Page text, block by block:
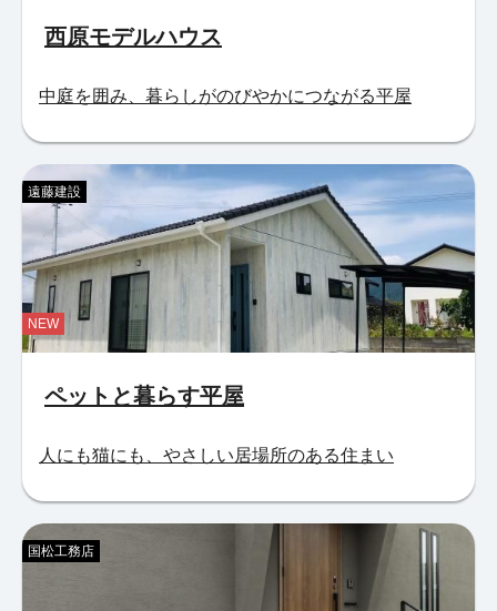
西原モデルハウス
中庭を囲み、暮らしがのびやかにつながる平屋
ペットと暮らす平屋
遠藤建設
人にも猫にも、やさしい居場所のある住まい
NEW
国松工務店